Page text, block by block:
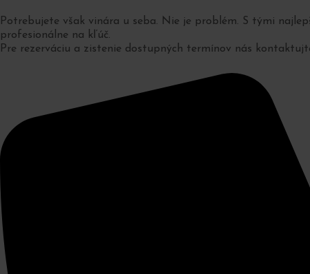
Potrebujete však vinára u seba. Nie je problém. S tými
profesionálne na kľúč.
Pre rezerváciu a zistenie dostupných termínov nás